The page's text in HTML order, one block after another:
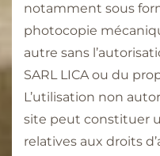
notamment sous
photocopie
autre sans
SARL LICA ou du
L’utilisation non
site peut constituer
relatives aux droits